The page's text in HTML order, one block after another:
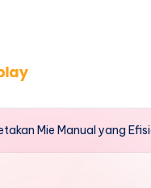
Mie Manual yang